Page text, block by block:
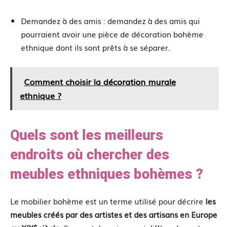
Demandez à des amis : demandez à des amis qui
pourraient avoir une pièce de décoration bohème
ethnique dont ils sont prêts à se séparer.
Comment choisir la décoration murale
ethnique ?
Quels sont les meilleurs
endroits où chercher des
meubles ethniques bohèmes ?
Le mobilier bohème est un terme utilisé pour décrire les
meubles créés par des artistes et des artisans en Europe